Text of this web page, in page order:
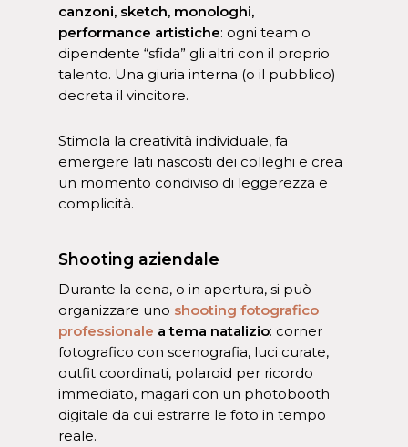
canzoni, sketch, monologhi,
performance artistiche: ogni team o
dipendente “sfida” gli altri con il proprio
talento. Una giuria interna (o il pubblico)
decreta il vincitore.
Stimola la creatività individuale, fa
emergere lati nascosti dei colleghi e crea
un momento condiviso di leggerezza e
complicità.
Shooting aziendale
Durante la cena, o in apertura, si può
organizzare uno shooting fotografico
professionale a tema natalizio: corner
fotografico con scenografia, luci curate,
outfit coordinati, polaroid per ricordo
immediato, magari con un photobooth
digitale da cui estrarre le foto in tempo
reale.